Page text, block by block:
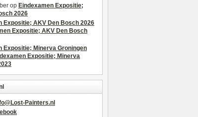
op Eindexamen Expositie;
2026
Expositie; AKV Den Bosch 2026
Expositie; AKV Den Bosch
Expositie; Minerva Groningen
Expositie; Minerva
Painters.nl